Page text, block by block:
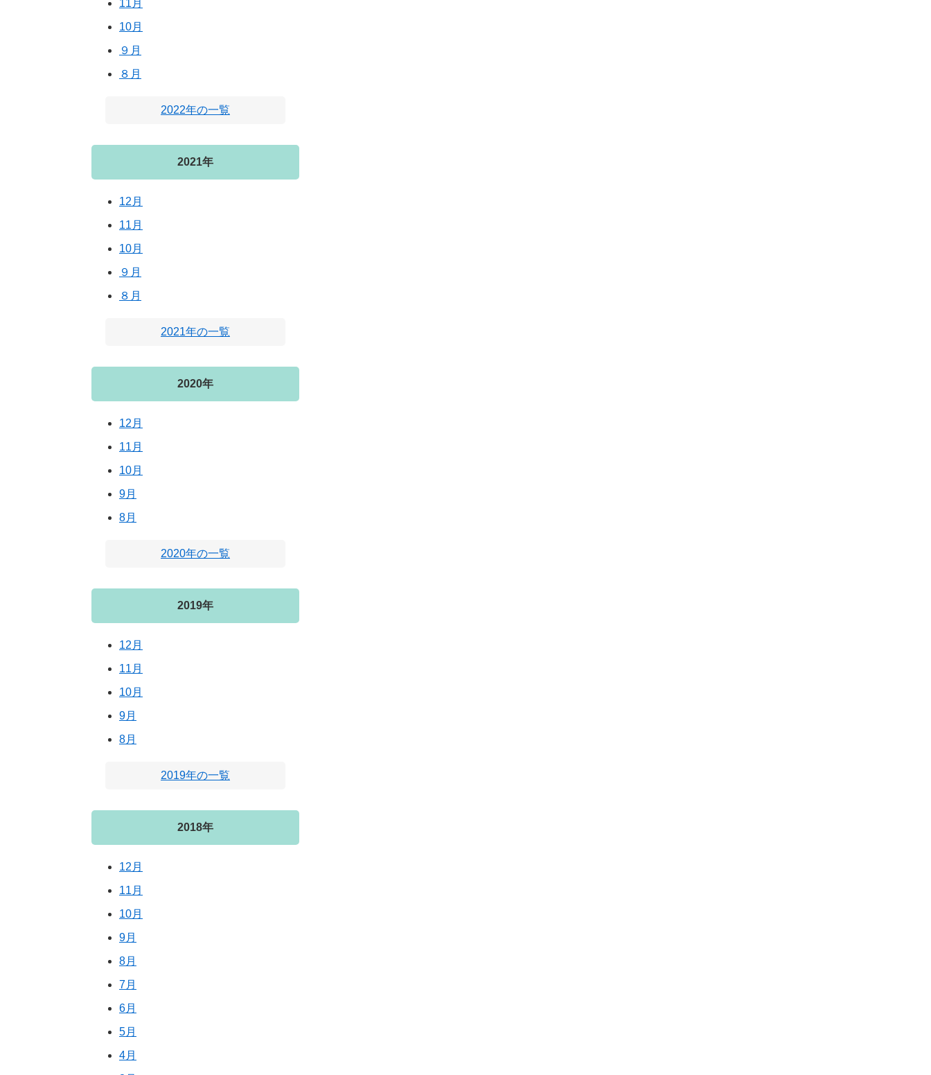
11月
10月
９月
８月
2022年の一覧
2021年
12月
11月
10月
９月
８月
2021年の一覧
2020年
12月
11月
10月
9月
8月
2020年の一覧
2019年
12月
11月
10月
9月
8月
2019年の一覧
2018年
12月
11月
10月
9月
8月
7月
6月
5月
4月